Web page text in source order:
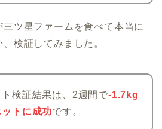
ツ星ファームを食べて本当に
検証してみました。
ト検証結果は、2週間で-1.7kg
トに成功です。